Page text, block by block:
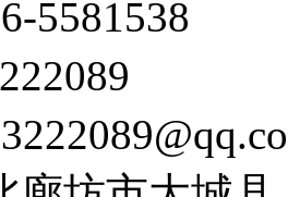
5581538